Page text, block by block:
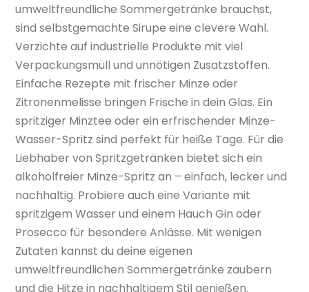
umweltfreundliche Sommergetränke brauchst,
sind selbstgemachte Sirupe eine clevere Wahl.
Verzichte auf industrielle Produkte mit viel
Verpackungsmüll und unnötigen Zusatzstoffen.
Einfache Rezepte mit frischer Minze oder
Zitronenmelisse bringen Frische in dein Glas. Ein
spritziger Minztee oder ein erfrischender Minze-
Wasser-Spritz sind perfekt für heiße Tage. Für die
Liebhaber von Spritzgetränken bietet sich ein
alkoholfreier Minze-Spritz an – einfach, lecker und
nachhaltig. Probiere auch eine Variante mit
spritzigem Wasser und einem Hauch Gin oder
Prosecco für besondere Anlässe. Mit wenigen
Zutaten kannst du deine eigenen
umweltfreundlichen Sommergetränke zaubern
und die Hitze in nachhaltigem Stil genießen.